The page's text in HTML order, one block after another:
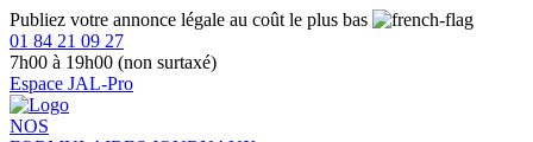
Publiez votre annonce légale au coût le plus bas
01 84 21 09 27
7h00 à 19h00 (non surtaxé)
Espace JAL-Pro
NOS